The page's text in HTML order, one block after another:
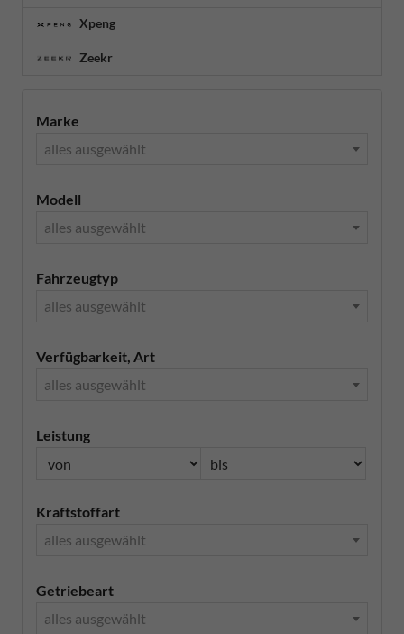
Xpeng
Zeekr
Marke
alles ausgewählt
Modell
alles ausgewählt
Fahrzeugtyp
alles ausgewählt
Verfügbarkeit, Art
alles ausgewählt
Leistung
Kraftstoffart
alles ausgewählt
Getriebeart
alles ausgewählt